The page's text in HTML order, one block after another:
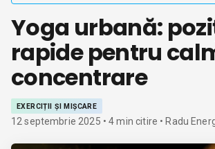
Yoga urbană:
rapide pentru
concentrare
EXERCIȚII ȘI MIȘCARE
12 septembrie 2025 •4min citire • Radu